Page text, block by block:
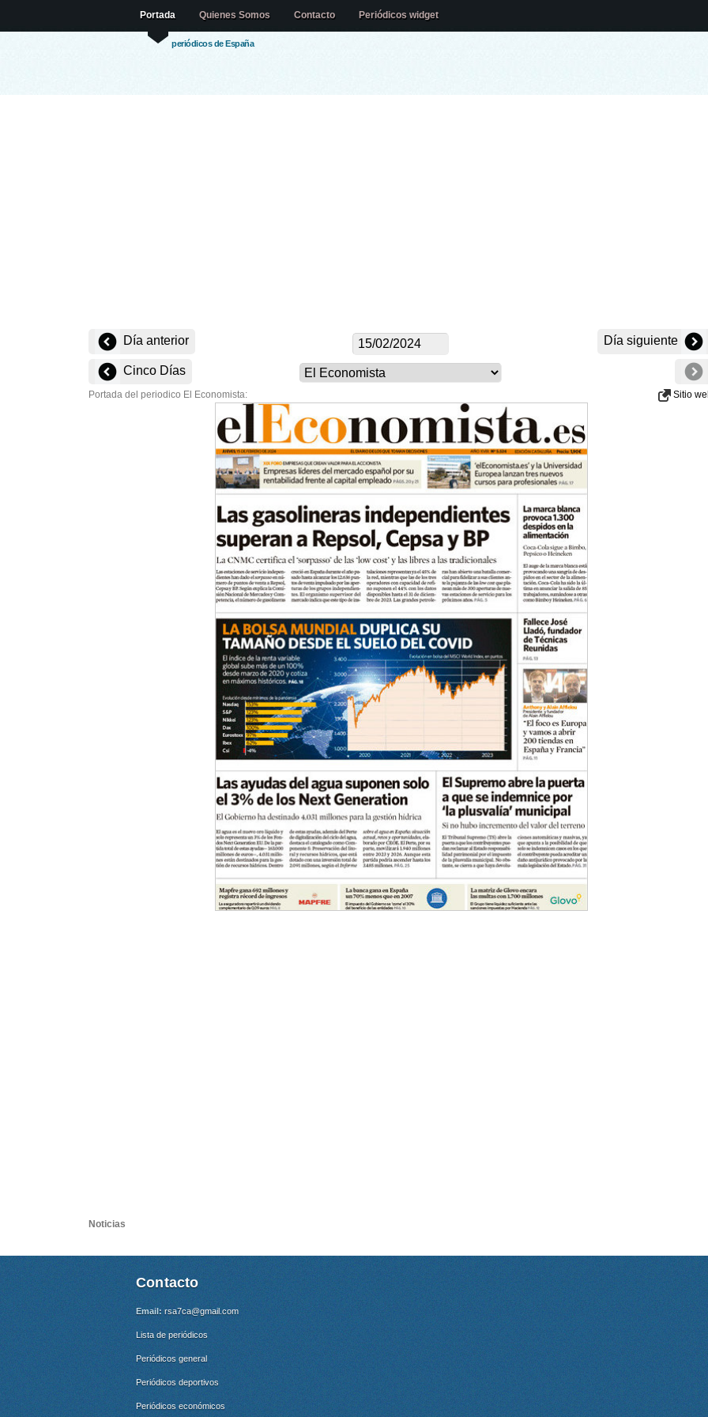
periódicos de España
Portada Quienes Somos Contacto Periódicos widget
Día anterior Día siguiente
Cinco Días
Portada del periodico El Economista: Sitio
Noticias
Contacto
Email: rsa7ca@gmail.com
Lista de periódicos
Periódicos general
Periódicos deportivos
Periódicos económicos